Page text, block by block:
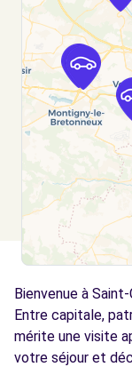
NANTERRE,
Voir l'agence
Free2move
RUE JEAN
PUTEAUX,
Voir l'agence
Free2move
VERSAILLES
75
PARIS, FR-75,
Voir l'agence
Bienvenue à
Entre capitale,
mérite une visite
votre séjour et